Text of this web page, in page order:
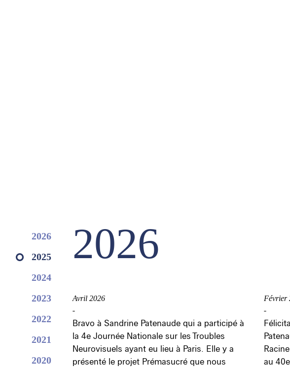
2026
2025
2024
2023
2022
2021
2020
2026
Avril 2026
-
Bravo à Sandrine Patenaude qui a participé à
la 4e Journée Nationale sur les Troubles
Neurovisuels ayant eu lieu à Paris. Elle y a
présenté le projet Prémasucré que nous
Février
-
au 40e